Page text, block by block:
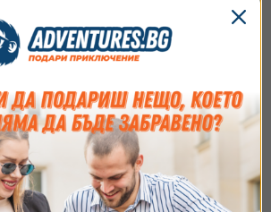
получателя да избира какво, къде
му.
ваучера ?
ваучера?
Подробности Относно
бисквитки. Използваме